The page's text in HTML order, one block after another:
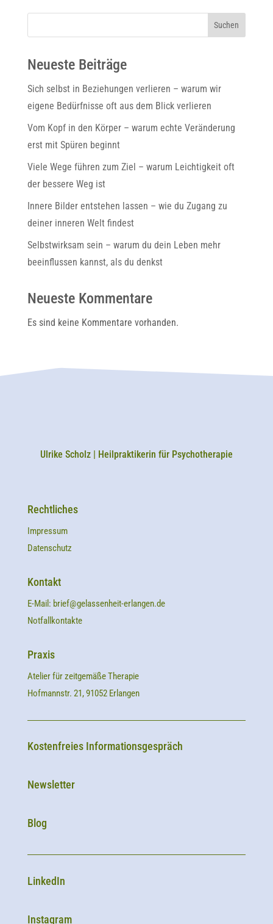
Suchen
Neueste Beiträge
Sich selbst in Beziehungen verlieren – warum wir
eigene Bedürfnisse oft aus dem Blick verlieren
Vom Kopf in den Körper – warum echte Veränderung
erst mit Spüren beginnt
Viele Wege führen zum Ziel – warum Leichtigkeit oft
der bessere Weg ist
Innere Bilder entstehen lassen – wie du Zugang zu
deiner inneren Welt findest
Selbstwirksam sein – warum du dein Leben mehr
beeinflussen kannst, als du denkst
Neueste Kommentare
Es sind keine Kommentare vorhanden.
Ulrike Scholz | Heilpraktikerin für Psychotherapie
Rechtliches
Impressum
Datenschutz
Kontakt
E-Mail: brief@gelassenheit-erlangen.de
Notfallkontakte
Praxis
Atelier für zeitgemäße Therapie
Hofmannstr. 21, 91052 Erlangen
Kostenfreies Informationsgespräch
Newsletter
Blog
LinkedIn
Instagram